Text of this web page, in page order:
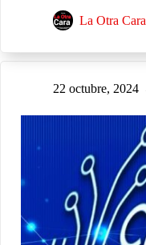
La Otra Cara
22 octubre, 2024